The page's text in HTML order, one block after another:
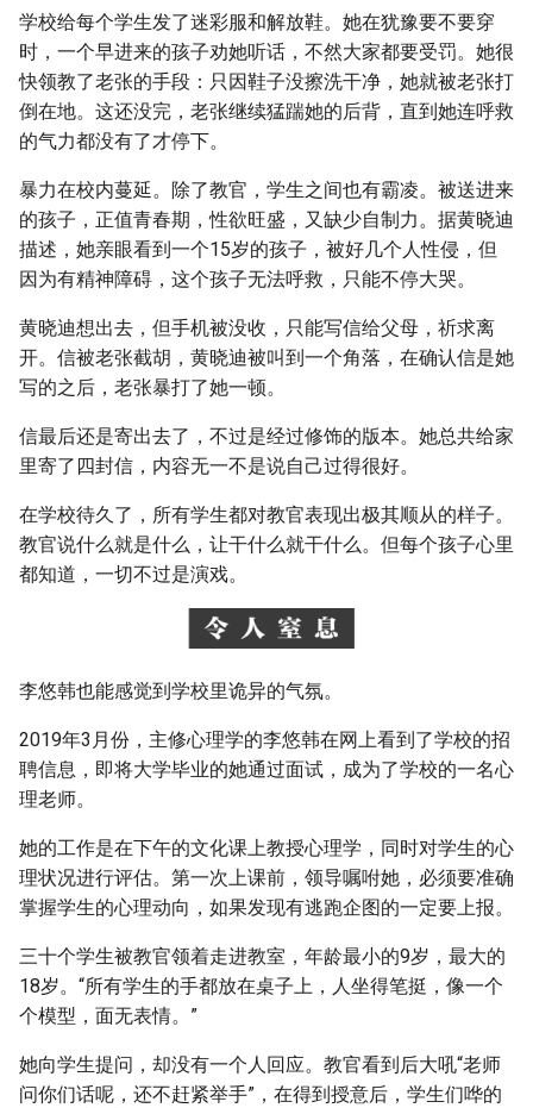
学校给每个学生发了迷彩服和解放鞋。她在犹豫要不要穿
时，一个早进来的孩子劝她听话，不然大家都要受罚。她很
快领教了老张的手段：只因鞋子没擦洗干净，她就被老张打
倒在地。这还没完，老张继续猛踹她的后背，直到她连呼救
的气力都没有了才停下。
暴力在校内蔓延。除了教官，学生之间也有霸凌。被送进来
的孩子，正值青春期，性欲旺盛，又缺少自制力。据黄晓迪
描述，她亲眼看到一个15岁的孩子，被好几个人性侵，但
因为有精神障碍，这个孩子无法呼救，只能不停大哭。
黄晓迪想出去，但手机被没收，只能写信给父母，祈求离
开。信被老张截胡，黄晓迪被叫到一个角落，在确认信是她
写的之后，老张暴打了她一顿。
信最后还是寄出去了，不过是经过修饰的版本。她总共给家
里寄了四封信，内容无一不是说自己过得很好。
在学校待久了，所有学生都对教官表现出极其顺从的样子。
教官说什么就是什么，让干什么就干什么。但每个孩子心里
都知道，一切不过是演戏。
李悠韩也能感觉到学校里诡异的气氛。
2019年3月份，主修心理学的李悠韩在网上看到了学校的招
聘信息，即将大学毕业的她通过面试，成为了学校的一名心
理老师。
她的工作是在下午的文化课上教授心理学，同时对学生的心
理状况进行评估。第一次上课前，领导嘱咐她，必须要准确
掌握学生的心理动向，如果发现有逃跑企图的一定要上报。
三十个学生被教官领着走进教室，年龄最小的9岁，最大的
18岁。“所有学生的手都放在桌子上，人坐得笔挺，像一个
个模型，面无表情。”
她向学生提问，却没有一个人回应。教官看到后大吼“老师
问你们话呢，还不赶紧举手”，在得到授意后，学生们哗的